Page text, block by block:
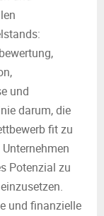
und
darum, die
fit zu
Potenzial zu
und finanzielle